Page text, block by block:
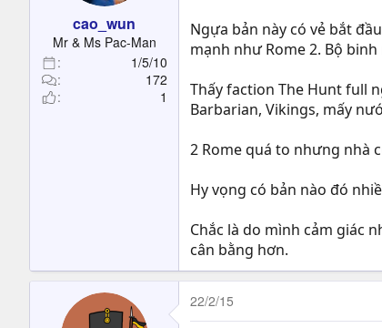
e
r
cao_wun
Mr & Ms Pac-Man
1/5/10
172
1
Ngựa bản này có vẻ bắt
mạnh như Rome 2. Bộ
Thấy faction The Hunt full
Barbarian, Vikings, mấy
2 Rome quá to nhưng nhà
Hy vọng có bản nào đó
Chắc là do mình cảm giác
cân bằng hơn.
22/2/15